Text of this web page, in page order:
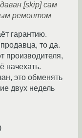
[skip] сам
ремонтом
гарантию.
то да.
производителя,
начехать.
это обменять
двух недель